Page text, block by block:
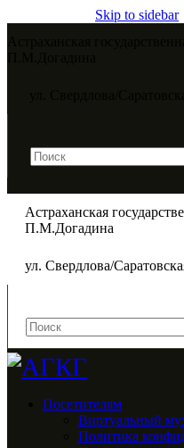
Skip to sidebar
Астраханская
П.М.Догадина​
ул. Свердлова/
Посетителям
Виртуальный
Политика